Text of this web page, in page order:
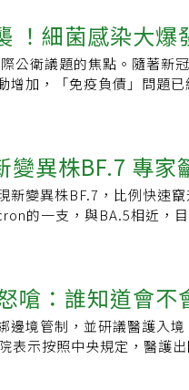
篩陽性證明」照片即可，
，另依目的主管機關規定
人員：「病假」（0日及次
等次考量）；或採取「居
日起5日以內病假不列入出
通傷病假」（0日及次日起
，學生是否可以回學校上
原則給予5天病假，不過距
府或民間多提供意見，讓
狀況由勞動部討論、研析
請防疫保險理賠，可以到
了取消輕症強制隔離，也
供輕症通報、確診數位證
A：接種疫苗時間須與確
種疫苗時間須與前一劑疫
5次世代疫苗，這次可以
5次世代疫苗間隔3個月
。Q7：若符合實施對象，
7208（包括幼兒劑型136萬
）、Novavax 19萬9490
萬3250劑。Q9：「疫苗加
作業為民眾接種追加接種
勵民眾接種活動？A：多
活動詳情依各縣市實際規
安心」專區
或是常需與年長者、免疫
風不良的場合，還是要戴
意，最好接觸時仍要勤洗
醒，民眾仍應持續落實肥皂
須按規定全程戴口罩。包
顧服務、榮譽國民之家、
運具：車廂、船舶、航空
形：飲食、拍照、不適合
議要戴口罩：1.有發燒或呼
、上述放寬措施為通案性
‧快檢查保存期限！口罩過
脫口罩、髒手揉鼻子 過敏
紀念醫院副院長、感染科
之增加，並且戴口罩、勤
去嚴謹，就會導致病毒傳染
疫鬆綁後英國RSV案例大
針對英國的一項研究指出，
肺炎疫情爆發前，在英國
情爆發之後，英國為了防
離、學校關閉等，RSV感染
，醫療決策者應該注意非
）」擴大，研究者認為
群體免疫下降」的免疫負
大呼吸道疾病英國《衛報
感病毒也須被重視。過去
動下，流感疫情屢創新低
！細菌感染大爆
公衛議題的焦點。隨著新
增加，「免疫負債」問題已
生素缺乏問題。新冠疫情
院長邱政洵10月視訊參與
新冠疫情帶來的威脅降溫
於抗生素管理議題的重視
署也與醫學會合作，開啟
也漸漸升溫。邱政洵指出
者合併細菌感染等臨床情況
將使環境中的抗藥性細菌
臨抗生素抗藥性加劇的挑
異株BF.7 專家
新變異株BF.7，比例快速
的一支，與BA.5相近，
如表示，BF.7相關資料不
從BA.5衍生，兩者序列接近
此仍可能有免疫逃脫，讓
的一支，用Omicron設
預防重症和死亡。台大醫
嗆：誰知道會不
邊境管制，並研議醫護入
表示按照中央規定，醫護